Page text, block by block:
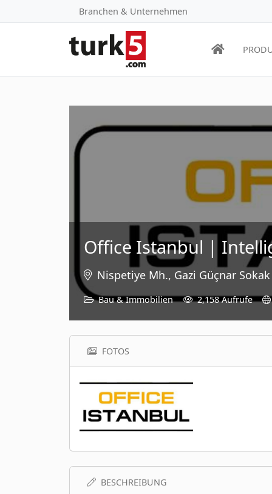
Branchen & Unternehmen
Office Istanbul |
Nispetiye Mh., Gazi Güçnar
Bau & Immobilien 2,158 Aufrufe
FOTOS
BESCHREIBUNG